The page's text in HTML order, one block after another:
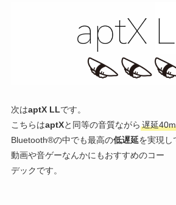
次はaptX LLです。
こちらはaptXと同等の音質ながら 遅延
Bluetooth®の中でも最高の低遅延を実現し
動画や音ゲーなんかにもおすすめのコー
デックです。